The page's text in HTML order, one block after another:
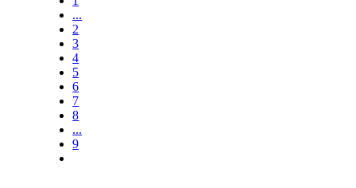
...
2
3
4
5
6
7
8
...
9